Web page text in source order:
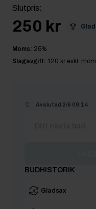
Slutpris:
250 kr
Moms: 25%
Slagavgift: 120 kr exkl.
Avslutad 2/6 09:14
BUDHISTORIK
Gladsax